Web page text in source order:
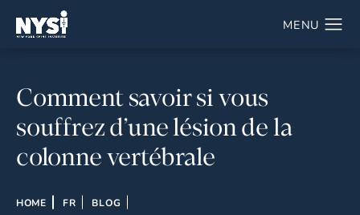
Comment savoir si vous
souffrez d’une lésion de la
colonne vertébrale
HOME FR
BLOG